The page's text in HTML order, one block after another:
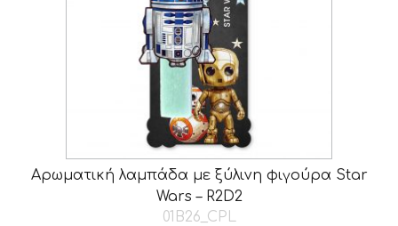
Αρωματική λαμπάδα με ξύλινη φιγούρα Star
Wars – R2D2
01B26_CPL